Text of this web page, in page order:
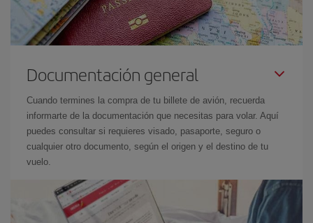
Documentación general
Cuando termines la compra de tu billete de avión, recuerda
informarte de la documentación que necesitas para volar. Aquí
puedes consultar si requieres visado, pasaporte, seguro o
cualquier otro documento, según el origen y el destino de tu
vuelo.